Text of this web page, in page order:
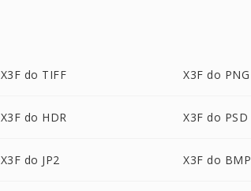
X3F do TIFF X3F do PNG
X3F do HDR X3F do PSD
X3F do JP2 X3F do BMP